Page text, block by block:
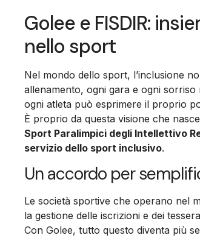
Golee e FISDIR:
nello sport
Nel mondo dello sport, l’inclusione
allenamento, ogni gara e ogni
ogni atleta può esprimere il proprio
È proprio da questa visione che
Sport Paralimpici degli Intellettivo
servizio dello sport inclusivo.
Un accordo per
Le società sportive che operano nel
la gestione delle iscrizioni e dei
Con Golee, tutto questo diventa più